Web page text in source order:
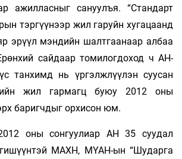
ажилласныг сануулъя. “Стандарт
тэргүүнээр жил гаруйн хугацаанд
эрүүл мэндийн шалтгаанаар албаа
сайдаар томилогдоход ч АН-
танхимд нь үргэлжлүүлэн суусан
жил гармагц буюу 2012 оны
баригчдыг орхисон юм.
оны сонгуулиар АН 35 суудал
МАХН, МҮАН-ын “Шударга